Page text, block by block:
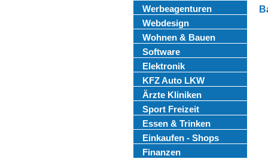
Werbeagenturen
Webdesign
Wohnen & Bauen
Software
Elektronik
KFZ Auto LKW
Ärzte Kliniken
Sport Freizeit
Essen & Trinken
Einkaufen - Shops
Finanzen